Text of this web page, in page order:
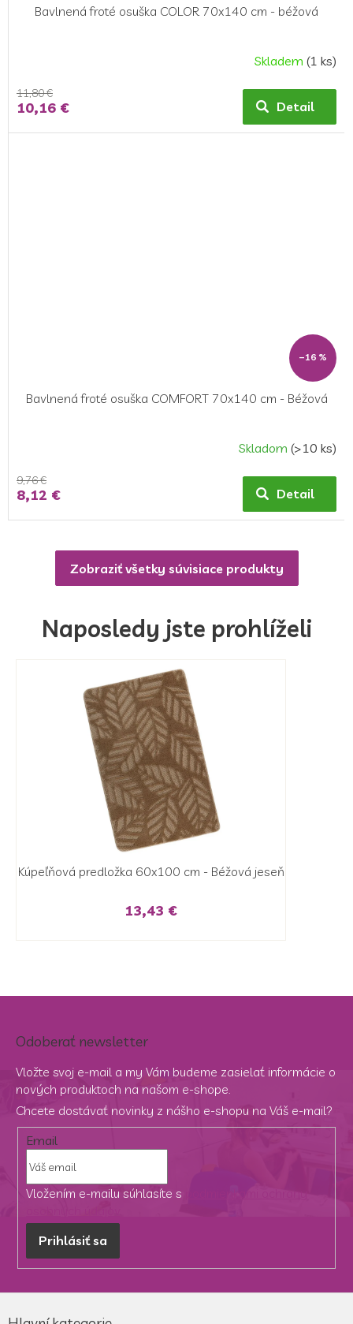
Bavlnená froté osuška COLOR 70x140 cm - béžová
Skladem (1 ks)
11,80 €
10,16 € Detail
–16 %
Bavlnená froté osuška COMFORT 70x140 cm - Béžová
Skladom (>10 ks)
9,76 €
8,12 € Detail
Zobraziť všetky súvisiace produkty
Naposledy jste prohlíželi
Kúpeľňová predložka 60x100 cm - Béžová jeseň
13,43 €
Odoberať newsletter
Vložte svoj e-mail a my Vám budeme zasielať informácie o
nových produktoch na našom e-shope.
Chcete dostávať novinky z nášho e-shopu na Váš e-mail?
Email
Vložením e-mailu súhlasíte s
Prihlásiť sa